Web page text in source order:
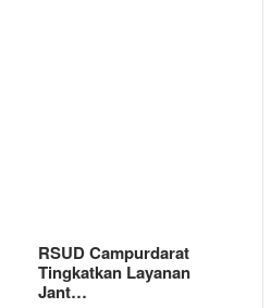
RSUD Campurdarat
Tingkatkan Layanan
Jant…